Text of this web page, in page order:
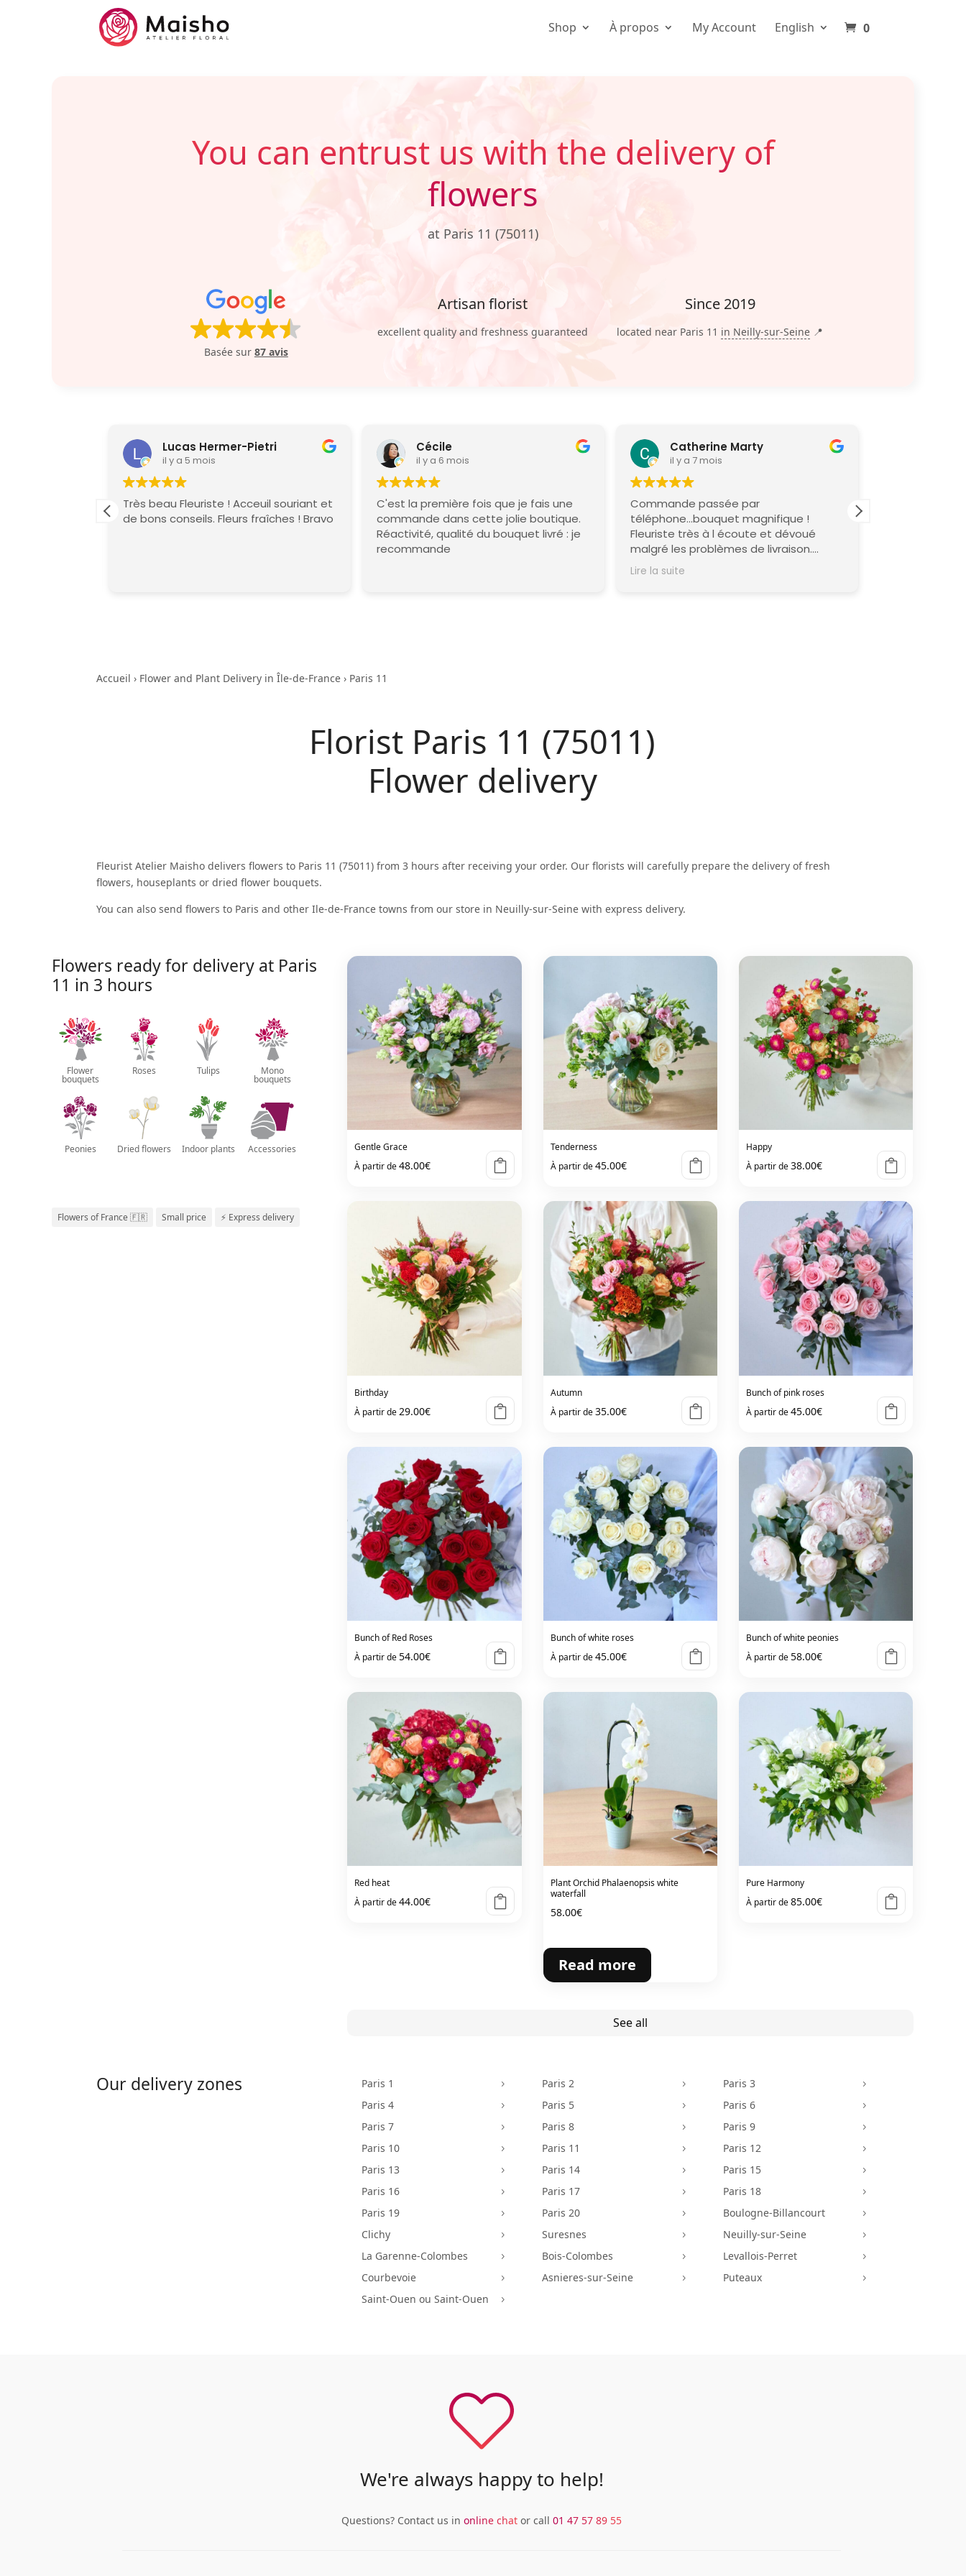
Shop À propos My Account English 0
You can entrust us with the delivery of
flowers
at Paris 11 (75011)
Basée sur 87 avis
Artisan florist
excellent quality and freshness guaranteed
Since 2019
located near Paris 11 in Neilly-sur-Seine 📍
Lucas Hermer-Pietri
il y a 5 mois
Très beau Fleuriste ! Acceuil souriant et
de bons conseils. Fleurs fraîches ! Bravo
Cécile
il y a 6 mois
C'est la première fois que je fais une
commande dans cette jolie boutique.
Réactivité, qualité du bouquet livré : je
recommande
Catherine Marty
il y a 7 mois
Commande passée par
téléphone...bouquet magnifique !
Fleuriste très à l écoute et dévoué
malgré les problèmes de livraison.
Merci ,à Manon et ses collègues. Je
recommande cette boutique.
Lire la suite
Accueil › Flower and Plant Delivery in Île-de-France › Paris 11
Florist Paris 11 (75011)
Flower delivery
Fleurist Atelier Maisho delivers flowers to Paris 11 (75011) from 3 hours after receiving your order. Our florists will carefully prepare the delivery of fresh
flowers, houseplants or dried flower bouquets.
You can also send flowers to Paris and other Ile-de-France towns from our store in Neuilly-sur-Seine with express delivery.
Flowers ready for delivery at Paris
11 in 3 hours
Flower
bouquets
Roses Tulips Mono
bouquets
Peonies Dried flowers Indoor plants Accessories
Flowers of France 🇫🇷 Small price ⚡ Express delivery
Gentle Grace
À partir de48.00€
Tenderness
À partir de45.00€
Happy
À partir de38.00€
Birthday
À partir de29.00€
Autumn
À partir de35.00€
Bunch of pink roses
À partir de45.00€
Bunch of Red Roses
À partir de54.00€
Bunch of white roses
À partir de45.00€
Bunch of white peonies
À partir de58.00€
Red heat
À partir de44.00€
Plant Orchid Phalaenopsis white
waterfall
58.00€
Read more
Pure Harmony
À partir de85.00€
See all
Our delivery zones Paris 1 5 Paris 2 5 Paris 3 5
Paris 4 5 Paris 5 5 Paris 6 5
Paris 7 5 Paris 8 5 Paris 9 5
Paris 10 5 Paris 11 5 Paris 12 5
Paris 13 5 Paris 14 5 Paris 15 5
Paris 16 5 Paris 17 5 Paris 18 5
Paris 19 5 Paris 20 5 Boulogne-Billancourt 5
Clichy 5 Suresnes 5 Neuilly-sur-Seine 5
La Garenne-Colombes 5 Bois-Colombes 5 Levallois-Perret 5
Courbevoie 5 Asnieres-sur-Seine 5 Puteaux 5
Saint-Ouen ou Saint-Ouen 5
We're always happy to help!
Questions? Contact us in online chat or call 01 47 57 89 55